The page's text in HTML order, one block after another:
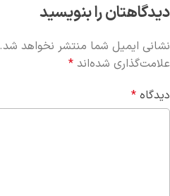
دیدگاهتان را بنویسید
نشانی ایمیل شما منتشر نخواهد شد.
علامت‌گذاری شده‌اند *
دیدگاه *